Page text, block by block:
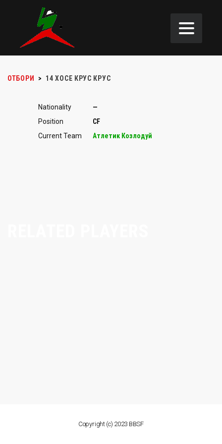
ОТБОРИ > 14 ХОСЕ КРУС КРУС
Nationality
—
Position
CF
Current Team
Атлетик Козлодуй
Copyright (c) 2023 BBSF